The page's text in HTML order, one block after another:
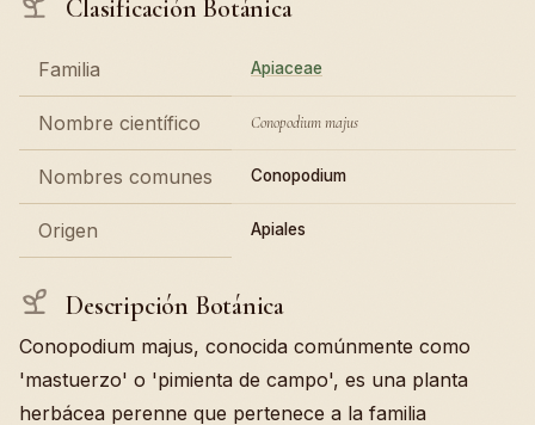
Clasificación Botánica
Familia Apiaceae
Nombre científico Conopodium majus
Nombres comunes Conopodium
Origen Apiales
Descripción Botánica
Conopodium majus, conocida comúnmente como
'mastuerzo' o 'pimienta de campo', es una planta
herbácea perenne que pertenece a la familia